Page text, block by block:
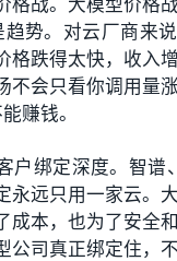
格战。大模型价格
趋势。对云厂商来
格跌得太快，收入
不会只看你调用量
赚钱。
户绑定深度。智谱
永远只用一家云。
成本，也为了安全
公司真正绑定住，